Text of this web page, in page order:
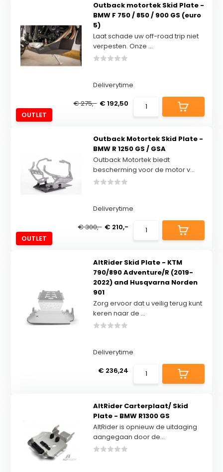
OUTLET
Outback motortek Skid Plate -
BMW F 750 / 850 / 900 GS (euro
5)
Laat schade uw off-road trip niet
verpesten. Onze ...
Deliverytime
€ 275,- € 192,50
OUTLET
Outback Motortek Skid Plate -
BMW R 1250 GS / GSA
Outback Motortek biedt
bescherming voor de motor v...
Deliverytime
€ 300,- € 210,-
AltRider Skid Plate - KTM
790/890 Adventure/R (2019-
2022) and Husqvarna Norden
901
Zorg ervoor dat u veilig terug kunt
keren naar de ...
Deliverytime
€ 236,24
AltRider Carterplaat/ Skid
Plate - BMW R1300 GS
AltRider is opnieuw de uitdaging
aangegaan door de...